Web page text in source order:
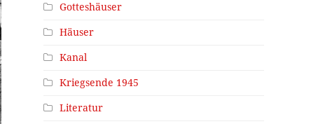
Gotteshäuser
Häuser
Kanal
Kriegsende 1945
Literatur